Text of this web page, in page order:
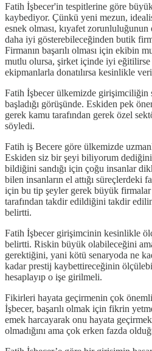
Fatih İşbecer'in tespitlerine göre
kaybediyor. Çünkü yeni mezun,
esnek olması, kıyafet
daha iyi gösterebileceğinden butik
Firmanın başarılı olması için ekibin
mutlu olursa, şirket içinde iyi eğitilirse
ekipmanlarla donatılırsa kesinlikle
Fatih İşbecer ülkemizde girişimciliğin
başladığı görüşünde. Eskiden pek
gerek kamu tarafından gerek özel
söyledi.
Fatih iş Becere göre ülkemizde
Eskiden siz bir şeyi biliyorum
bildiğini sandığı için çoğu insanlar
bilen insanların el attığı süreçlerdeki
için bu tip şeyler gerek büyük
tarafından takdir edildiğini takdir
belirtti.
Fatih İşbecer girişimcinin kesinlikle
belirtti. Riskin büyük olabileceğini
gerektiğini, yani kötü senaryoda ne
kadar prestij kaybettireceğinin
hesaplayıp o işe girilmeli.
Fikirleri hayata geçirmenin çok
İşbecer, başarılı olmak için fikrin
emek harcayarak onu hayata
olmadığını ama çok erken fazda